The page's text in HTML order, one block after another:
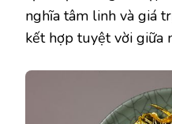
nghĩa tâm linh và giá
kết hợp tuyệt vời giữa